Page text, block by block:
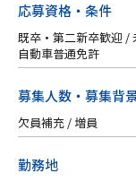
応募資格・条件
既卒・第二新卒歓迎 /
自動車普通免許
募集人数・募集背
欠員補充 / 増員
勤務地